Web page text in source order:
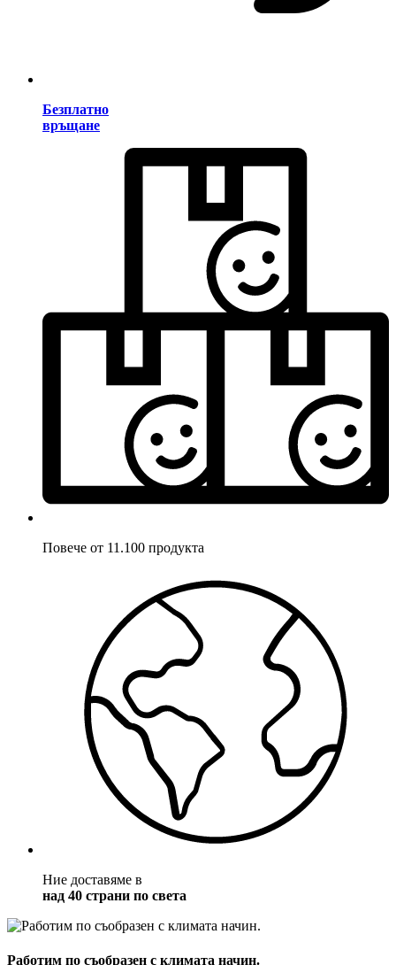
Безплатно
връщане
Повече от 11.100 продукта
Ние доставяме в
над 40 страни по света
Работим по съобразен с климата начин.